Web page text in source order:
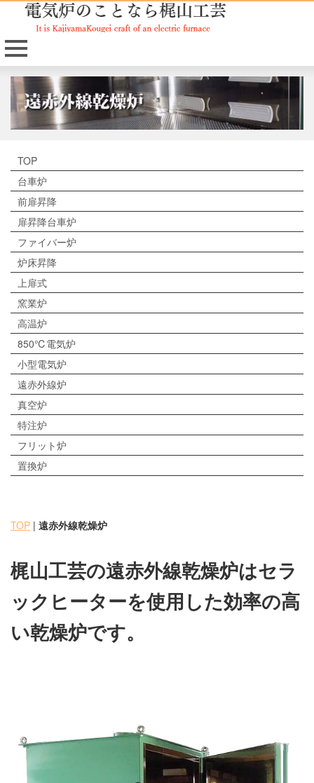
TOP
台車炉
前扉昇降
扉昇降台車炉
ファイバー炉
炉床昇降
上扉式
窯業炉
高温炉
850℃電気炉
小型電気炉
遠赤外線炉
真空炉
特注炉
フリット炉
置換炉
TOP | 遠赤外線乾燥炉
梶山工芸の遠赤外線乾燥炉はセラ
ックヒーターを使用した効率の高
い乾燥炉です。